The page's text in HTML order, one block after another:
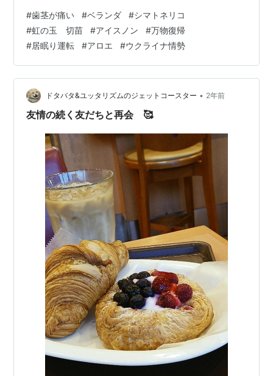
には結果を聞ける。 アイスコーヒーをホッペに当てたら
少しはいいかなならば、 効く薬がない時の必殺神経を止
めるの術、 えいペタ少し楽になった。 しかし、痛みの特
に強いコブみたいな所が あるんですよ 帰ったらアイスノ
ンだわ これはかなり前 万物復帰と言ってワゴンに…
#歯茎が痛い #ベランダ #シマトネリコ
#虹の玉 切苗 #アイスノン #万物復帰
#居眠り運転 #アロエ #ウクライナ情勢
ドタバタ&ユッタリズムのジェットコースター • 2年前
友情の続く友だちと再会 🥰